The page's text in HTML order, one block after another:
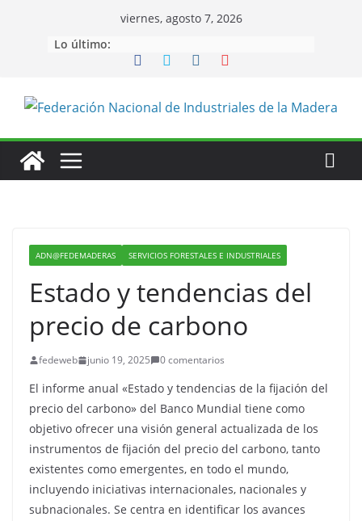
viernes, agosto 7, 2026
Lo último:
ADN@FEDEMADERAS SERVICIOS FORESTALES E INDUSTRIALES
Estado y tendencias del
precio de carbono
fedeweb junio 19, 2025 0 comentarios
El informe anual «Estado y tendencias de la fijación del
precio del carbono» del Banco Mundial tiene como
objetivo ofrecer una visión general actualizada de los
instrumentos de fijación del precio del carbono, tanto
existentes como emergentes, en todo el mundo,
incluyendo iniciativas internacionales, nacionales y
subnacionales. Se centra en identificar los avances